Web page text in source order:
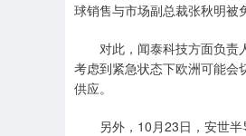
球销售与市场副总裁张秋明被
对此，闻泰科技方面负责人
考虑到紧急状态下欧洲可能会
供应。
另外，10月23日，安世半